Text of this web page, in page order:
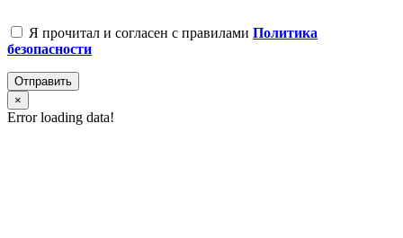
Я прочитал и согласен с правилами Политика
безопасности
Отправить
×
Error loading data!